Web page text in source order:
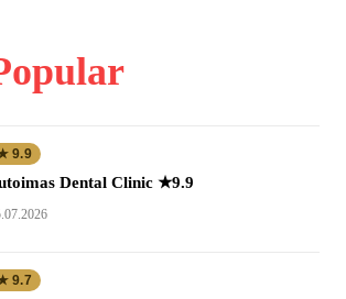
9.9
Dental Clinic ★9.9
9.7